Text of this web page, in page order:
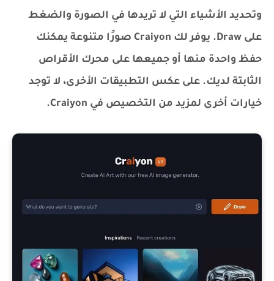
وتحديد الأشياء التي لا تريدها في الصورة والضغط
على Draw. يوفر لك Craiyon صورًا متنوعة يمكنك
حفظ واحدة منها أو جميعها على محرك الأقراص
الثابتة لديك. على عكس التطبيقات الأخرى، لا توجد
خيارات أخرى لمزيد من التخصيص في Craiyon.